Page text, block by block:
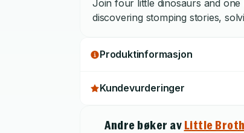
Join four little dinosaurs and
discovering stomping stories,
Produktinformasjon
Kundevurderinger
Andre bøker av Little